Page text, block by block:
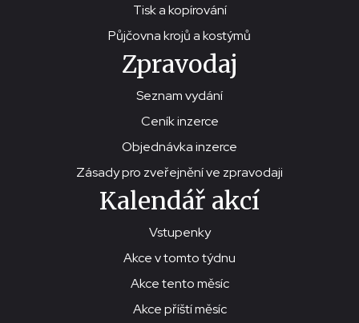
Tisk a kopírování
Půjčovna krojů a kostýmů
Zpravodaj
Seznam vydání
Ceník inzerce
Objednávka inzerce
Zásady pro zveřejnění ve zpravodaji
Kalendář akcí
Vstupenky
Akce v tomto týdnu
Akce tento měsíc
Akce příští měsíc